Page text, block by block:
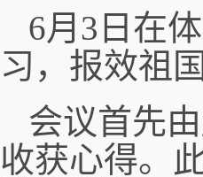
6月3日在
习，报效祖
会议首先
收获心得。